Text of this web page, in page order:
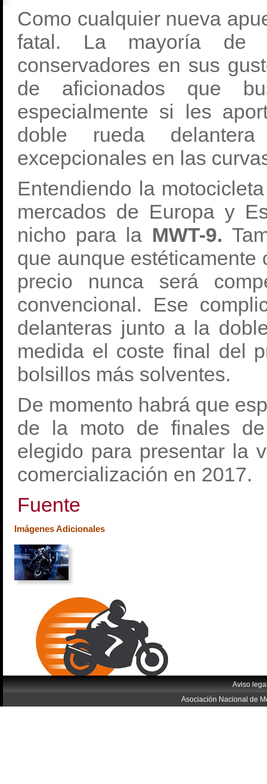
Como cualquier nueva
fatal. La mayoría de
conservadores en sus
de aficionados que
especialmente si les
doble rueda
excepcionales en las
Entendiendo la
mercados de Europa y
nicho para la MWT-9.
que aunque
precio nunca será
convencional. Ese
delanteras junto a la
medida el coste final del
bolsillos más solventes.
De momento habrá que
de la moto de finales
elegido para presentar la
comercialización en 2017.
Fuente
Imágenes Adicionales
Aviso
Asociación Nacional de